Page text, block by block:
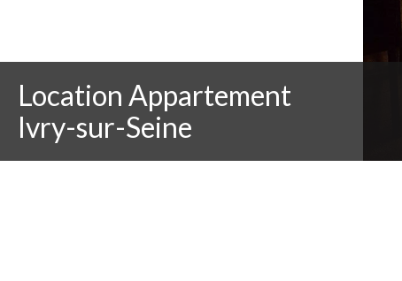
Location Appartement
Ivry-sur-Seine